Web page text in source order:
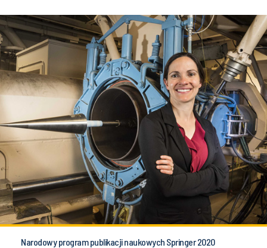
Narodowy program publikacji naukowych Springer 2020